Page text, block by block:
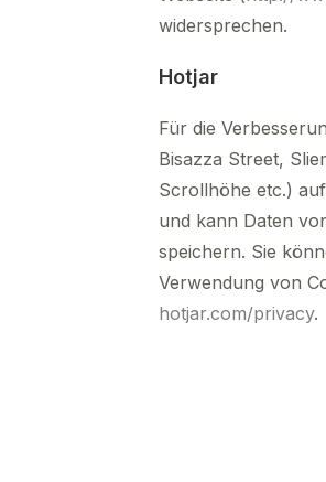
widersprechen.
Hotjar
Für die
Bisazza Street,
Scrollhöhe etc.)
und kann Daten
speichern. Sie
Verwendung von
hotjar.com/privacy.